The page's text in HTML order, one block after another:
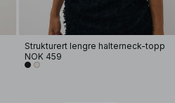
Strukturert lengre halterneck-topp
NOK 459